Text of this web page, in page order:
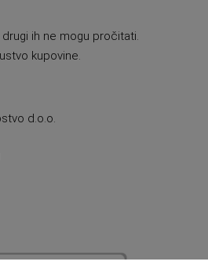
ih ne mogu pročitati.
kupovine.
d.o.o.